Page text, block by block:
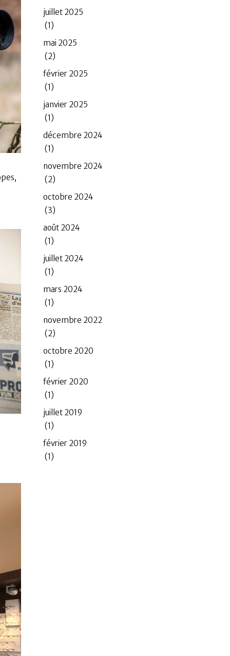
juillet 2025
(1)
mai 2025
(2)
février 2025
(1)
janvier 2025
(1)
décembre 2024
(1)
novembre 2024
(2)
octobre 2024
(3)
août 2024
(1)
juillet 2024
(1)
mars 2024
(1)
novembre 2022
(2)
octobre 2020
(1)
février 2020
(1)
juillet 2019
(1)
février 2019
(1)